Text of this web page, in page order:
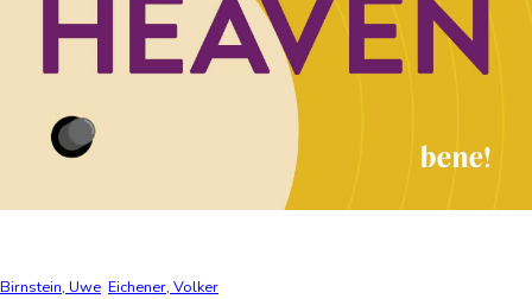
Birnstein, Uwe Eichener, Volker